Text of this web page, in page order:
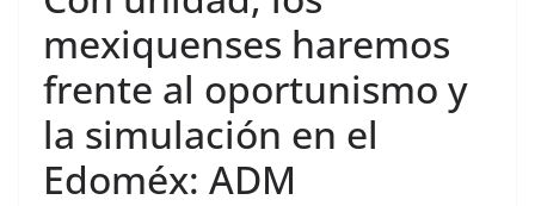
mexiquenses haremos
frente al oportunismo y
la simulación en el
Edoméx: ADM